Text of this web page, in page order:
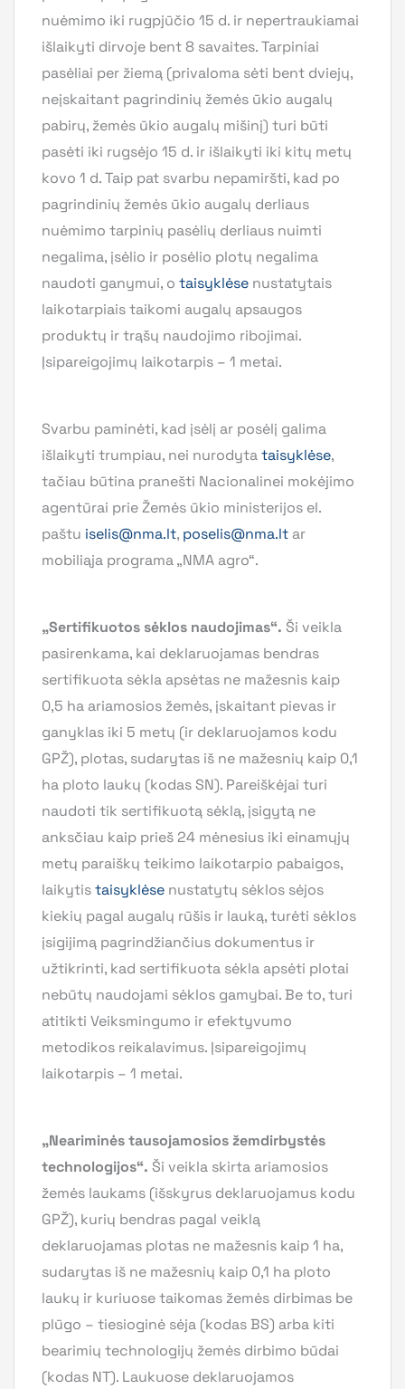
nuėmimo iki rugpjūčio 15 d. ir nepertraukiamai
išlaikyti dirvoje bent 8 savaites. Tarpiniai
pasėliai per žiemą (privaloma sėti bent dviejų,
neįskaitant pagrindinių žemės ūkio augalų
pabirų, žemės ūkio augalų mišinį) turi būti
pasėti iki rugsėjo 15 d. ir išlaikyti iki kitų metų
kovo 1 d. Taip pat svarbu nepamiršti, kad po
pagrindinių žemės ūkio augalų derliaus
nuėmimo tarpinių pasėlių derliaus nuimti
negalima, įsėlio ir posėlio plotų negalima
naudoti ganymui, o taisyklėse nustatytais
laikotarpiais taikomi augalų apsaugos
produktų ir trąšų naudojimo ribojimai.
Įsipareigojimų laikotarpis – 1 metai.
Svarbu paminėti, kad įsėlį ar posėlį galima
išlaikyti trumpiau, nei nurodytataisyklėse,
tačiau būtina pranešti Nacionalinei mokėjimo
agentūrai prie Žemės ūkio ministerijos el.
paštu iselis@nma.lt, poselis@nma.lt ar
mobiliąja programa „NMA agro“.
„Sertifikuotos sėklos naudojimas“. Ši veikla
pasirenkama, kai deklaruojamas bendras
sertifikuota sėkla apsėtas ne mažesnis kaip
0,5 ha ariamosios žemės, įskaitant pievas ir
ganyklas iki 5 metų (ir deklaruojamos kodu
GPŽ), plotas, sudarytas iš ne mažesnių kaip 0,1
ha ploto laukų (kodas SN). Pareiškėjai turi
naudoti tik sertifikuotą sėklą, įsigytą ne
anksčiau kaip prieš 24 mėnesius iki einamųjų
metų paraiškų teikimo laikotarpio pabaigos,
laikytistaisyklėse nustatytų sėklos sėjos
kiekių pagal augalų rūšis ir lauką, turėti sėklos
įsigijimą pagrindžiančius dokumentus ir
užtikrinti, kad sertifikuota sėkla apsėti plotai
nebūtų naudojami sėklos gamybai. Be to, turi
atitikti Veiksmingumo ir efektyvumo
metodikos reikalavimus. Įsipareigojimų
laikotarpis – 1 metai.
„Neariminės tausojamosios žemdirbystės
technologijos“. Ši veikla skirta ariamosios
žemės laukams (išskyrus deklaruojamus kodu
GPŽ), kurių bendras pagal veiklą
deklaruojamas plotas ne mažesnis kaip 1 ha,
sudarytas iš ne mažesnių kaip 0,1 ha ploto
laukų ir kuriuose taikomas žemės dirbimas be
plūgo – tiesioginė sėja (kodas BS) arba kiti
bearimių technologijų žemės dirbimo būdai
(kodas NT). Laukuose deklaruojamos